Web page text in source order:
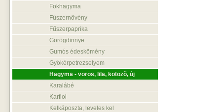
Fokhagyma
Fűszernövény
Fűszerpaprika
Görögdinnye
Gumós édeskömény
Gyökérpetrezselyem
Hagyma - vörös, lila, kötöző, új
Karalábé
Karfiol
Kelkáposzta, leveles kel